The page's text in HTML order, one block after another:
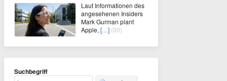
Laut Informationen des
angesehenen Insiders
Mark Gurman plant
Apple, […] (00)
Suchbegriff